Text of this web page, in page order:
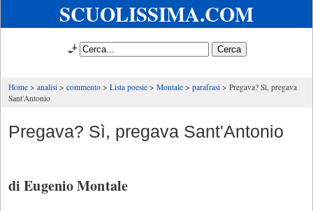
SCUOLISSIMA.COM
🧞
Home analisi commento Lista poesie Montale parafrasi
Pregava? Sì, pregava
Sant'Antonio
Pregava? Sì, pregava Sant'Antonio
di Eugenio Montale